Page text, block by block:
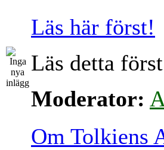
Läs här först!
Läs detta
Moderator:
Om Tolkiens